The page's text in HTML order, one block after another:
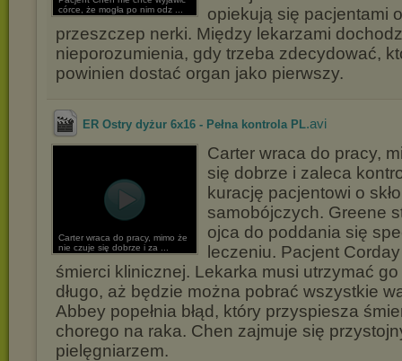
córce, że mogła po nim odz ...
opiekują się pacjentami
przeszczep nerki. Między lekarzami
nieporozumienia, gdy trzeba zdecydować,
powinien dostać organ jako pierwszy.
ER Ostry dyżur 6x16 - Pełna kontrola PL.avi
Carter wraca do pracy, mimo że
nie czuje się dobrze i za ...
Carter wraca do pracy,
się dobrze i zaleca
kurację pacjentowi o
samobójczych. Greene
ojca do poddania się
leczeniu. Pacjent
śmierci klinicznej. Lekarka musi utrzymać
długo, aż będzie można pobrać wszystkie
Abbey popełnia błąd, który przyspiesza
chorego na raka. Chen zajmuje się
pielęgniarzem.